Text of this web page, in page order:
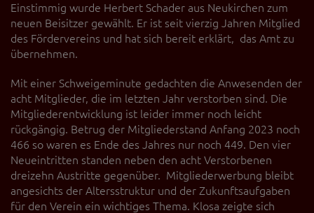
Einstimmig wurde Herbert Schader aus Neukirchen zum
neuen Beisitzer gewählt. Er ist seit vierzig Jahren Mitglied
des Fördervereins und hat sich bereit erklärt, das Amt zu
übernehmen.
Mit einer Schweigeminute gedachten die Anwesenden der
acht Mitglieder, die im letzten Jahr verstorben sind. Die
Mitgliederentwicklung ist leider immer noch leicht
rückgängig. Betrug der Mitgliederstand Anfang 2023 noch
466 so waren es Ende des Jahres nur noch 449. Den vier
Neueintritten standen neben den acht Verstorbenen
dreizehn Austritte gegenüber. Mitgliederwerbung bleibt
angesichts der Altersstruktur und der Zukunftsaufgaben
für den Verein ein wichtiges Thema. Klosa zeigte sich